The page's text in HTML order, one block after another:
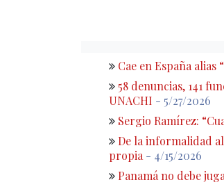
Cae en España
58 denuncias, 141
UNACHI - 5/27/2026
Sergio Ramírez:
De la informalidad
propia - 4/15/2026
Panamá no debe